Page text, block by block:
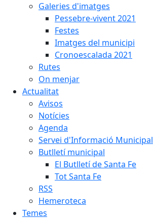
Galeries d'imatges
Pessebre-vivent 2021
Festes
Imatges del municipi
Cronoescalada 2021
Rutes
On menjar
Actualitat
Avisos
Notícies
Agenda
Servei d'Informació Municipal
Butlletí municipal
El Butlletí de Santa Fe
Tot Santa Fe
RSS
Hemeroteca
Temes